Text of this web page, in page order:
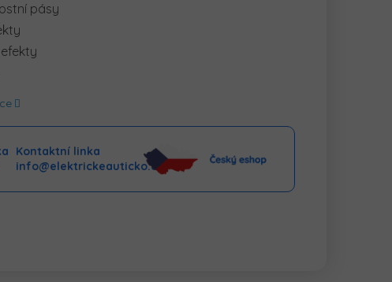
pásy
Kontaktní linka
info@elektrickeauticko.cz